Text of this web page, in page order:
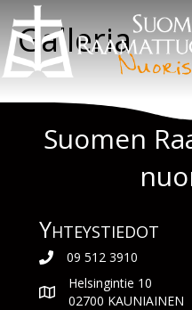
Galleria
Suomen
Yhteys­tiedot
09 512 3910
Helsingintie 10
02700 KAUNIAINEN